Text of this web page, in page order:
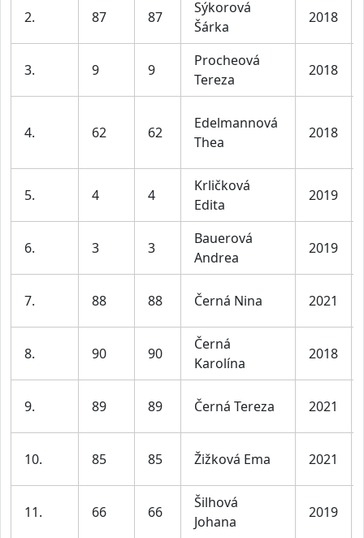
2. 87 87
Sýkorová
Šárka
2018
3. 9 9
Procheová
Tereza
2018
4. 62 62
Edelmannová
Thea
2018
5. 4 4
Krličková
Edita
2019
6. 3 3
Bauerová
Andrea
2019
7. 88 88 Černá Nina 2021
8. 90 90
Černá
Karolína
2018
9. 89 89 Černá Tereza 2021
10. 85 85 Žižková Ema 2021
11. 66 66
Šilhová
Johana
2019